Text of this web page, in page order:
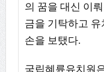
의 꿈을 대신 이
금을 기탁하고
손을 보탰다.
국립혜륜유치원